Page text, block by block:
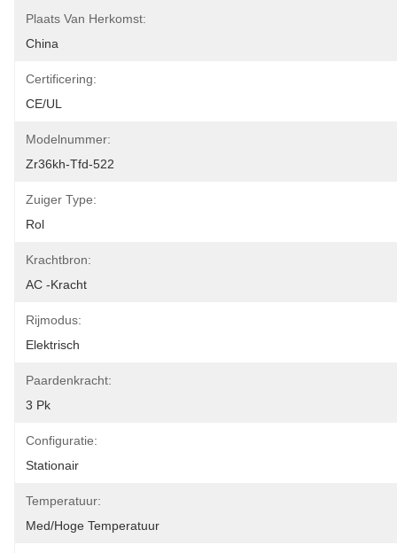
Plaats Van Herkomst:
China
Certificering:
CE/UL
Modelnummer:
Zr36kh-Tfd-522
Zuiger Type:
Rol
Krachtbron:
AC -kracht
Rijmodus:
Elektrisch
Paardenkracht:
3 Pk
Configuratie:
Stationair
Temperatuur:
Med/hoge Temperatuur